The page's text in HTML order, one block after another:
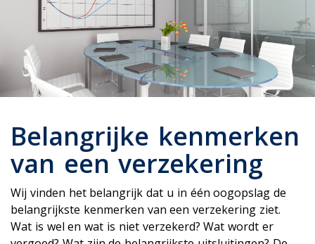
Belangrijke kenmerken
van een verzekering
Wij vinden het belangrijk dat u in één oogopslag de
belangrijkste kenmerken van een verzekering ziet.
Wat is wel en wat is niet verzekerd? Wat wordt er